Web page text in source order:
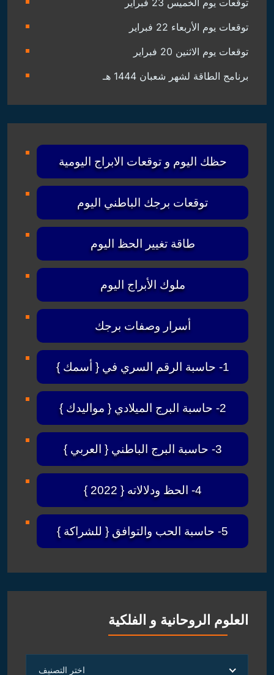
توقعات يوم الخميس 23 فبراير
توقعات يوم الأربعاء 22 فبراير
توقعات يوم الاثنين 20 فبراير
برنامج الطاقة لشهر شعبان 1444 هـ
حظك اليوم و توقعات الابراج اليومية
توقعات برجك الباطني اليوم
طاقة تغيير الحظ اليوم
ملوك الأبراج اليوم
أسرار وصفات برجك
1- حاسبة الرقم السري في { أسمك }
2- حاسبة البرج الميلادي { مواليدك }
3- حاسبة البرج الباطني { العربي }
4- الحظ ودلالاته { 2022 }
5- حاسبة الحب والتوافق { للشراكة }
العلوم الروحانية و الفلكية
اختر التصنيف